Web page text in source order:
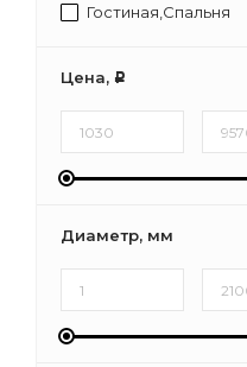
Гостиная,Спальня
Кухня,Соловая
Цена, Р
Диаметр, мм